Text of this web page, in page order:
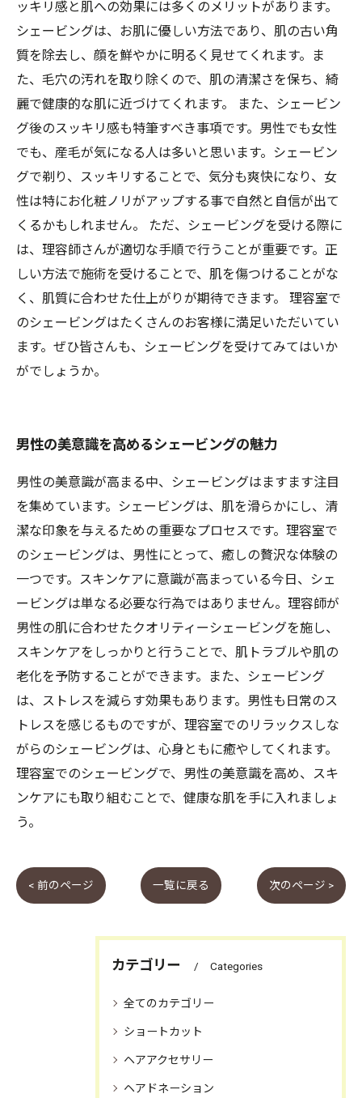
ッキリ感と肌への効果には多くのメリットがあります。
シェービングは、お肌に優しい方法であり、肌の古い角
質を除去し、顔を鮮やかに明るく見せてくれます。ま
た、毛穴の汚れを取り除くので、肌の清潔さを保ち、綺
麗で健康的な肌に近づけてくれます。 また、シェービン
グ後のスッキリ感も特筆すべき事項です。男性でも女性
でも、産毛が気になる人は多いと思います。シェービン
グで剃り、スッキリすることで、気分も爽快になり、女
性は特にお化粧ノリがアップする事で自然と自信が出て
くるかもしれません。 ただ、シェービングを受ける際に
は、理容師さんが適切な手順で行うことが重要です。正
しい方法で施術を受けることで、肌を傷つけることがな
く、肌質に合わせた仕上がりが期待できます。 理容室で
のシェービングはたくさんのお客様に満足いただいてい
ます。ぜひ皆さんも、シェービングを受けてみてはいか
がでしょうか。
男性の美意識を高めるシェービングの魅力
男性の美意識が高まる中、シェービングはますます注目
を集めています。シェービングは、肌を滑らかにし、清
潔な印象を与えるための重要なプロセスです。理容室で
のシェービングは、男性にとって、癒しの贅沢な体験の
一つです。スキンケアに意識が高まっている今日、シェ
ービングは単なる必要な行為ではありません。理容師が
男性の肌に合わせたクオリティーシェービングを施し、
スキンケアをしっかりと行うことで、肌トラブルや肌の
老化を予防することができます。また、シェービング
は、ストレスを減らす効果もあります。男性も日常のス
トレスを感じるものですが、理容室でのリラックスしな
がらのシェービングは、心身ともに癒やしてくれます。
理容室でのシェービングで、男性の美意識を高め、スキ
ンケアにも取り組むことで、健康な肌を手に入れましょ
う。
< 前のページ 一覧に戻る 次のページ >
カテゴリー Categories
全てのカテゴリー
ショートカット
ヘアアクセサリー
ヘアドネーション
お問合せ・ご予約はお電話にて